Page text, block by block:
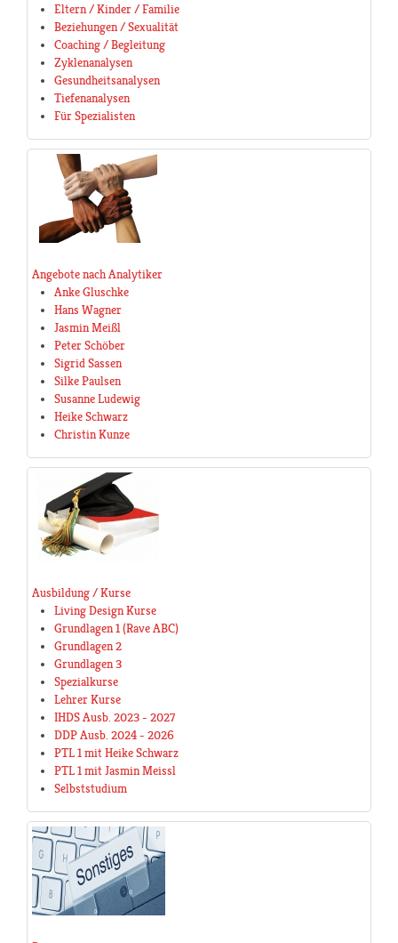
Eltern / Kinder / Familie
Beziehungen / Sexualität
Coaching / Begleitung
Zyklenanalysen
Gesundheitsanalysen
Tiefenanalysen
Für Spezialisten
Angebote nach Analytiker
Anke Gluschke
Hans Wagner
Jasmin Meißl
Peter Schöber
Sigrid Sassen
Silke Paulsen
Susanne Ludewig
Heike Schwarz
Christin Kunze
Ausbildung / Kurse
Living Design Kurse
Grundlagen 1 (Rave ABC)
Grundlagen 2
Grundlagen 3
Spezialkurse
Lehrer Kurse
IHDS Ausb. 2023 - 2027
DDP Ausb. 2024 - 2026
PTL 1 mit Heike Schwarz
PTL 1 mit Jasmin Meissl
Selbststudium